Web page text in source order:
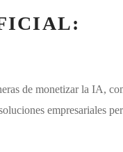
de monetizar la IA,
empresariales